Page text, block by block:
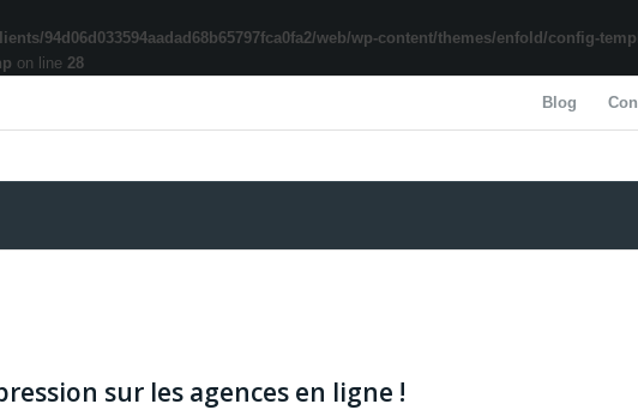
94d06d033594aadad68b65797fca0fa2/web/wp-content/themes/enfold/config-
on line 28
Blog
sur les agences en ligne !